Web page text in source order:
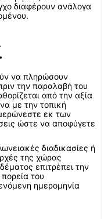
διαφέρουν ανάλογα
να πληρώσουν
την παραλαβή του
από την αξία
με την τοπική
εκ των
ώστε να αποφύγετε
διαδικασίες ή
της χώρας
επιτρέπει την
του
ημερομηνία